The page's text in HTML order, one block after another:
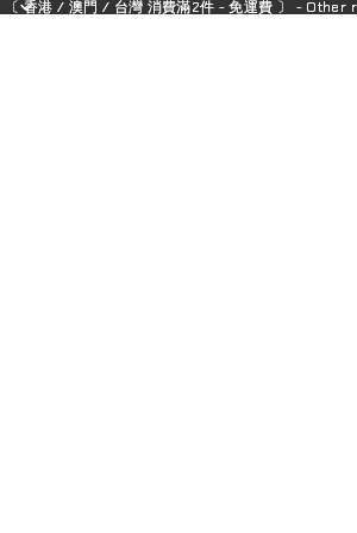
〔 香港 / 澳門 / 台灣 消費滿2件 - 免運費 〕 -
〔 香港 / 澳門 / 台灣 消費滿2件 - 免運費 〕 -